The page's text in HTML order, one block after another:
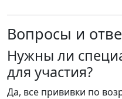
Вопросы и
Нужны ли
для участия?
Да, все прививки по